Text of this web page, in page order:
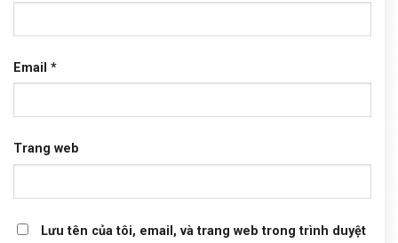
Email *
Trang web
Lưu tên của tôi, email, và trang web trong trình duyệt